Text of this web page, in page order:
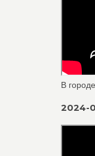
В
2024-